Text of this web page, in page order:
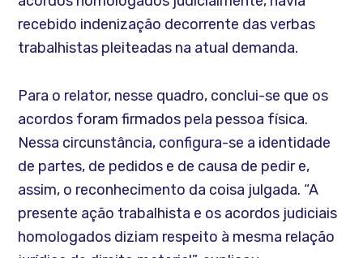
recebido indenização decorrente das verbas
trabalhistas pleiteadas na atual demanda.
Para o relator, nesse quadro, conclui-se que os
acordos foram firmados pela pessoa física.
Nessa circunstância, configura-se a identidade
de partes, de pedidos e de causa de pedir e,
assim, o reconhecimento da coisa julgada. “A
presente ação trabalhista e os acordos judiciais
homologados diziam respeito à mesma relação